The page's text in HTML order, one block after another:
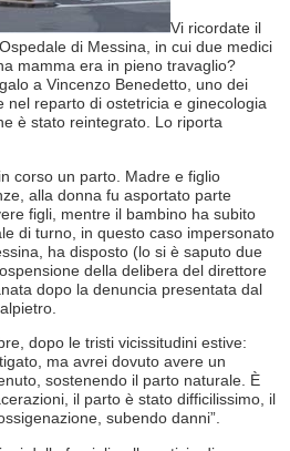
Vi ricordate il
di Messina, in cui due medici
mamma era in pieno travaglio?
a Vincenzo Benedetto, uno dei
nel reparto di ostetricia e ginecologia
è stato reintegrato. Lo riporta
corso un parto. Madre e figlio
alla donna fu asportato parte
figli, mentre il bambino ha subito
di turno, in questo caso impersonato
ha disposto (lo si è saputo due
della delibera del direttore
dopo la denuncia presentata dal
dopo le tristi vicissitudini estive:
ma avrei dovuto avere un
sostenendo il parto naturale. È
il parto è stato difficilissimo, il
subendo danni”.